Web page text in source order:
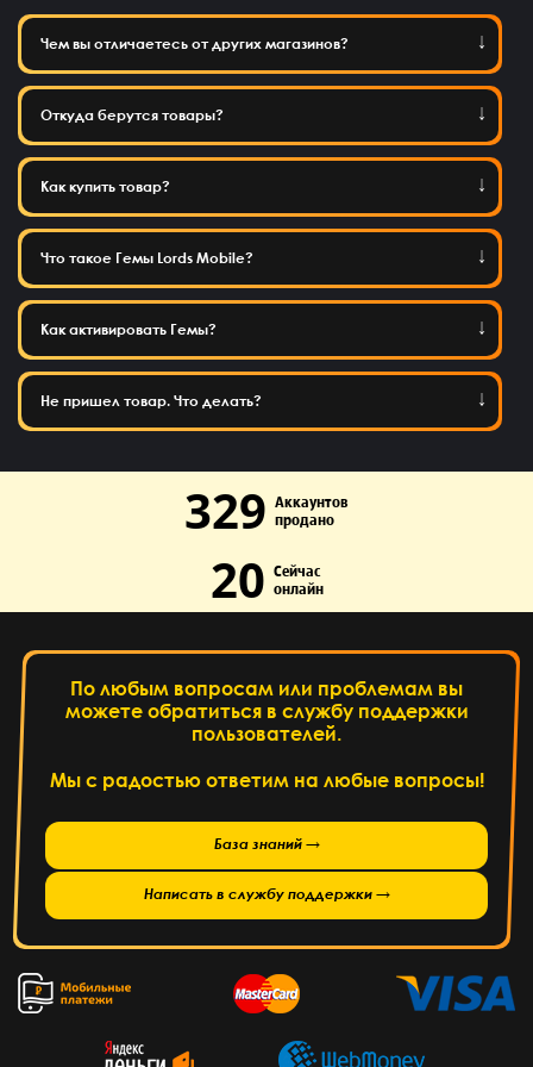
Чем вы отличаетесь от других магазинов?
Откуда берутся товары?
Как купить товар?
Что такое Гемы Lords Mobile?
Как активировать Гемы?
Не пришел товар. Что делать?
329 Аккаунтов
продано
20 Сейчас
онлайн
По любым вопросам или проблемам вы
можете обратиться в службу поддержки
пользователей.
Мы с радостью ответим на любые вопросы!
База знаний →
Написать в службу поддержки →